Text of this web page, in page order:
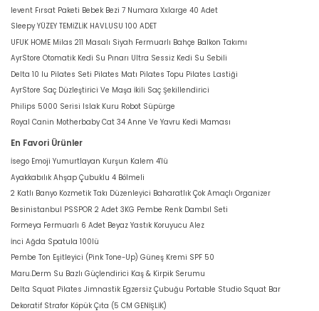
levent Fırsat Paketi Bebek Bezi 7 Numara Xxlarge 40 Adet
Sleepy YÜZEY TEMİZLİK HAVLUSU 100 ADET
UFUK HOME Milas 211 Masalı Siyah Fermuarlı Bahçe Balkon Takımı
AyrStore Otomatik Kedi Su Pınarı Ultra Sessiz Kedi Su Sebili
Delta 10 lu Pilates Seti Pilates Matı Pilates Topu Pilates Lastiği
AyrStore Saç Düzleştirici Ve Maşa İkili Saç Şekillendirici
Philips 5000 Serisi Islak Kuru Robot Süpürge
Royal Canin Motherbaby Cat 34 Anne Ve Yavru Kedi Maması
En Favori Ürünler
İsego Emoji Yumurtlayan Kurşun Kalem 4'lü
Ayakkabılık Ahşap Çubuklu 4 Bölmeli
2 Katlı Banyo Kozmetik Takı Düzenleyici Baharatlık Çok Amaçlı Organizer
Besinistanbul PSSPOR 2 Adet 3KG Pembe Renk Dambıl Seti
Formeya Fermuarlı 6 Adet Beyaz Yastık Koruyucu Alez
İnci Ağda Spatula 100lü
Pembe Ton Eşitleyici (Pink Tone-Up) Güneş Kremi SPF 50
Maru.Derm Su Bazlı Güçlendirici Kaş & Kirpik Serumu
Delta Squat Pilates Jimnastik Egzersiz Çubuğu Portable Studio Squat Bar
Dekoratif Strafor Köpük Çıta (5 CM GENİŞLİK)